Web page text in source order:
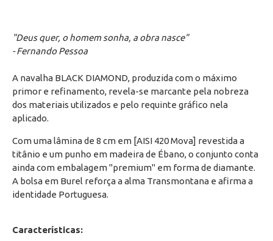
"Deus quer, o homem sonha, a obra nasce"
- Fernando Pessoa
A navalha BLACK DIAMOND, produzida com o máximo
primor e refinamento, revela-se marcante pela nobreza
dos materiais utilizados e pelo requinte gráfico nela
aplicado.
Com uma lâmina de 8 cm em [AISI 420 Mova] revestida a
titânio e um punho em madeira de Ébano, o conjunto conta
ainda com embalagem "premium" em forma de diamante.
A bolsa em Burel reforça a alma Transmontana e afirma a
identidade Portuguesa.
Características: